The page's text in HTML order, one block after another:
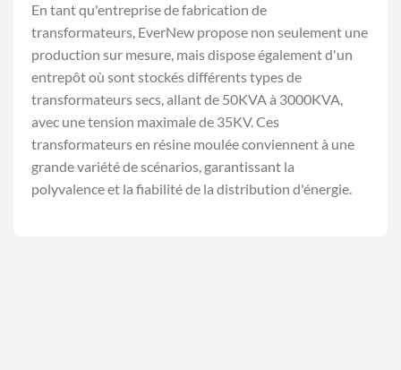
En tant qu'entreprise de fabrication de
transformateurs, EverNew propose non seulement une
production sur mesure, mais dispose également d'un
entrepôt où sont stockés différents types de
transformateurs secs, allant de 50KVA à 3000KVA,
avec une tension maximale de 35KV. Ces
transformateurs en résine moulée conviennent à une
grande variété de scénarios, garantissant la
polyvalence et la fiabilité de la distribution d'énergie.